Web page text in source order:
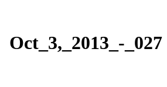
Oct_3,_2013_-_027